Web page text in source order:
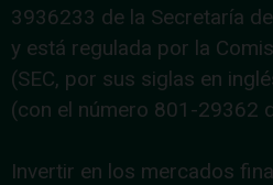
3936233 de la Secretaría
y está regulada por la
(SEC, por sus siglas en
(con el número 801-29362
Invertir en los mercados